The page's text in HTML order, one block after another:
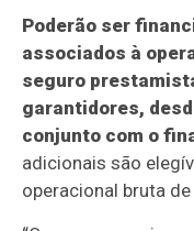
Poderão ser
associados à
seguro
garantidores,
conjunto com o
adicionais são
operacional bruta